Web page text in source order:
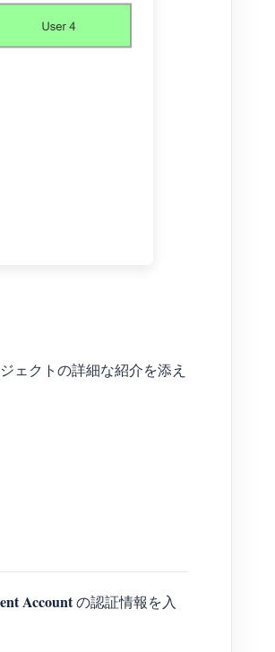
ェクトの詳細な紹介を添え
Accountの認証情報を入